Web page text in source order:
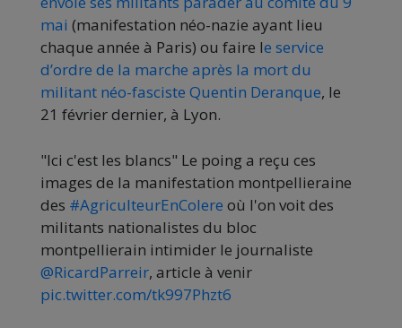
mai (manifestation néo-nazie ayant lieu
chaque année à Paris) ou faire le service
d’ordre de la marche après la mort du
militant néo-fasciste Quentin Deranque, le
21 février dernier, à Lyon.
"Ici c'est les blancs" Le poing a reçu ces
images de la manifestation montpellieraine
des #AgriculteurEnColere où l'on voit des
militants nationalistes du bloc
montpellierain intimider le journaliste
@RicardParreir, article à venir
pic.twitter.com/tk997Phzt6